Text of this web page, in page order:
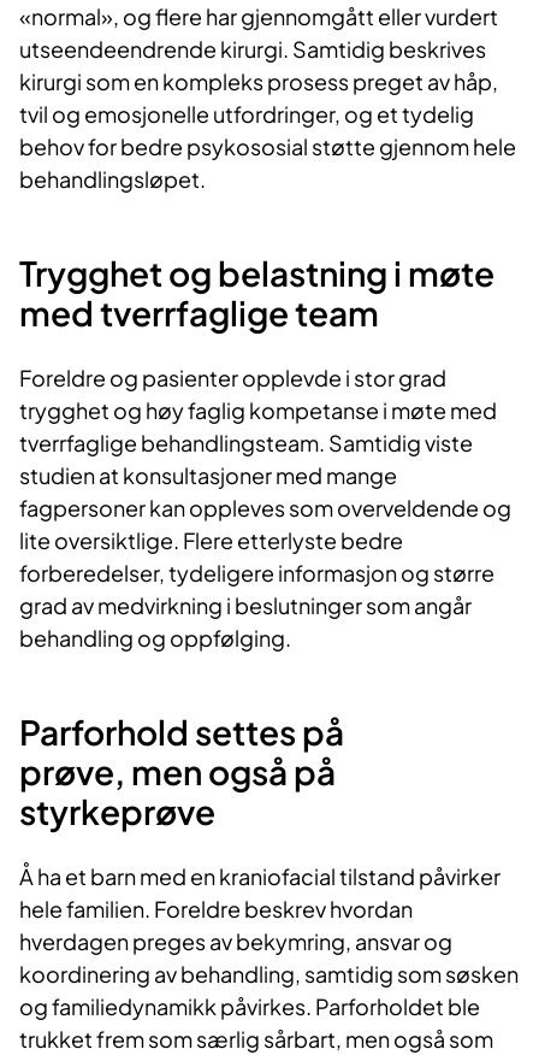
«normal», og flere har gjennomgått eller vurdert
utseendeendrende kirurgi. Samtidig beskrives
kirurgi som en kompleks prosess preget av håp,
tvil og emosjonelle utfordringer, og et tydelig
behov for bedre psykososial støtte gjennom hele
behandlingsløpet.
Trygghet og belastning i møte
med tverrfaglige team
Foreldre og pasienter opplevde i stor grad
trygghet og høy faglig kompetanse i møte med
tverrfaglige behandlingsteam. Samtidig viste
studien at konsultasjoner med mange
fagpersoner kan oppleves som overveldende og
lite oversiktlige. Flere etterlyste bedre
forberedelser, tydeligere informasjon og større
grad av medvirkning i beslutninger som angår
behandling og oppfølging.
Parforhold settes på
prøve, men også på
styrkeprøve
Å ha et barn med en kraniofacial tilstand påvirker
hele familien. Foreldre beskrev hvordan
hverdagen preges av bekymring, ansvar og
koordinering av behandling, samtidig som søsken
og familiedynamikk påvirkes. Parforholdet ble
trukket frem som særlig sårbart, men også som